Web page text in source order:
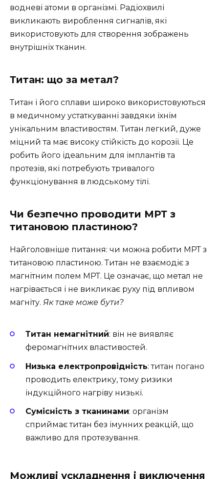
водневі атоми в організмі. Радіохвилі
викликають вироблення сигналів, які
використовують для створення зображень
внутрішніх тканин.
Титан: що за метал?
Титан і його сплави широко використовуються
в медичному устаткуванні завдяки їхнім
унікальним властивостям. Титан легкий, дуже
міцний та має високу стійкість до корозії. Це
робить його ідеальним для імплантів та
протезів, які потребують тривалого
функціонування в людському тілі.
Чи безпечно проводити МРТ з
титановою пластиною?
Найголовніше питання: чи можна робити МРТ з
титановою пластиною. Титан не взаємодіє з
магнітним полем МРТ. Це означає, що метал не
нагрівається і не викликає руху під впливом
магніту. Як таке може бути?
Титан немагнітний: він не виявляє
феромагнітних властивостей.
Низька електропровідність: титан погано
проводить електрику, тому ризики
індукційного нагріву низькі.
Сумісність з тканинами: організм
сприймає титан без імунних реакцій, що
важливо для протезування.
Можливі ускладнення і виключення